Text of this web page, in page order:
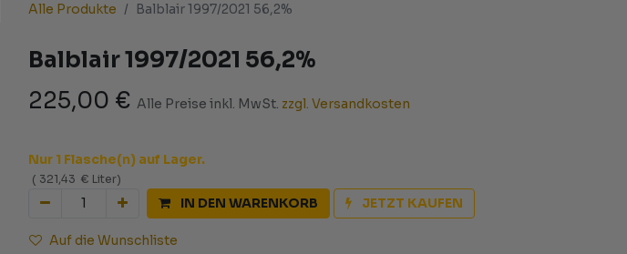
Alle Produkte Balblair 1997/2021 56,2%
Balblair 1997/2021 56,2%
225,00 € Alle Preise inkl. MwSt. zzgl. Versandkosten
Nur 1 Flasche(n) auf Lager.
( 321,43 € Liter)
IN DEN WARENKORB JETZT KAUFEN
Auf die Wunschliste